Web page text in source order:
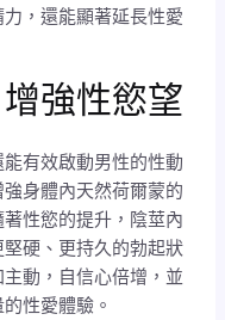
，還能顯著延長性愛
強性慾望
有效啟動男性的性動
身體內天然荷爾蒙的
性慾的提升，陰莖內
硬、更持久的勃起狀
動，自信心倍增，並
性愛體驗。